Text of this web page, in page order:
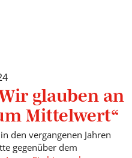
glauben an
Mittelwert“
den vergangenen Jahren
gegenüber dem